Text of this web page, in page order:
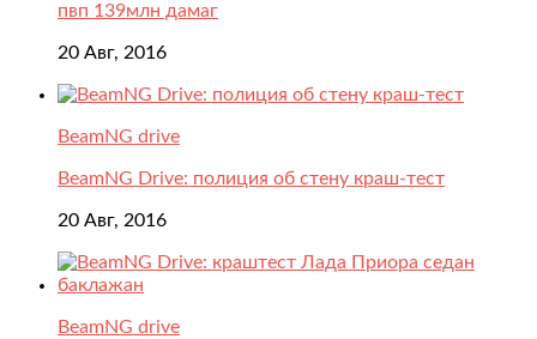
пвп 139млн дамаг
20 Авг, 2016
BeamNG drive
BeamNG Drive: полиция об стену краш-тест
20 Авг, 2016
BeamNG drive